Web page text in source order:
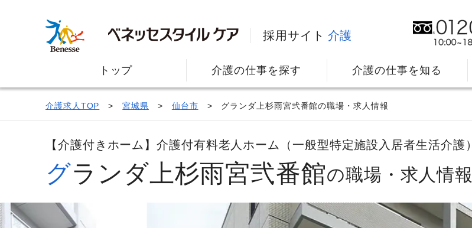
採用サイト 介護
トップ 介護の仕事を探す 介護の仕事を知る
教育・研修のサポート
社⻑メッセージ
介護求人TOP 宮城県 仙台市 グランダ上杉雨宮弐番館の職場・求人情報
【介護付きホーム】介護付有料老人ホーム（一般型特定施設入居者生活介護）
グランダ上杉雨宮弐番館の職場・求人情報